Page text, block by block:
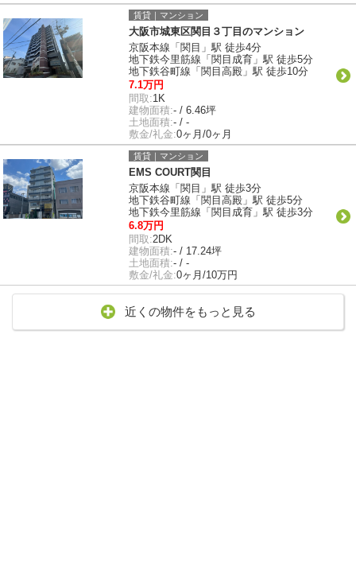
賃貸｜マンション
大阪市城東区関目３丁目のマンション
京阪本線「関目」駅 徒歩4分
地下鉄今里筋線「関目成育」駅 徒歩5分
地下鉄谷町線「関目高殿」駅 徒歩10分
7.1万円
間取:1K
建物面積:- / 6.46坪
土地面積:- / -
敷金/礼金:0ヶ月/0ヶ月
賃貸｜マンション
EMS COURT関目
京阪本線「関目」駅 徒歩3分
地下鉄谷町線「関目高殿」駅 徒歩5分
地下鉄今里筋線「関目成育」駅 徒歩3分
6.8万円
間取:2DK
建物面積:- / 17.24坪
土地面積:- / -
敷金/礼金:0ヶ月/10万円
近くの物件をもっと見る